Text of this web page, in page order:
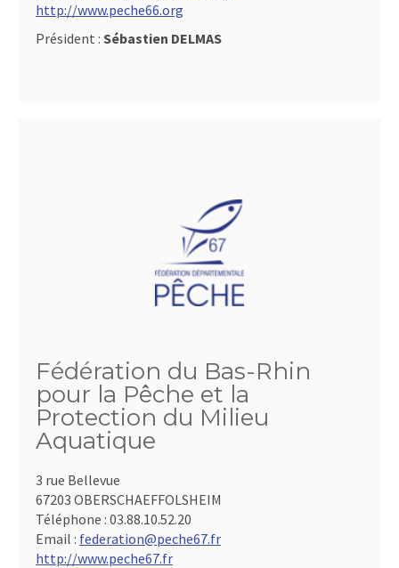
http://www.peche66.org
Président : Sébastien DELMAS
Fédération du Bas-Rhin
pour la Pêche et la
Protection du Milieu
Aquatique
3 rue Bellevue
67203 OBERSCHAEFFOLSHEIM
Téléphone : 03.88.10.52.20
Email : federation@peche67.fr
http://www.peche67.fr